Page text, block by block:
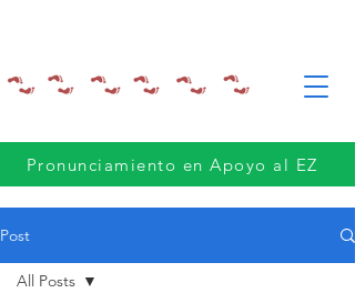
Pronunciamiento en Apoyo al EZ
Post
All Posts